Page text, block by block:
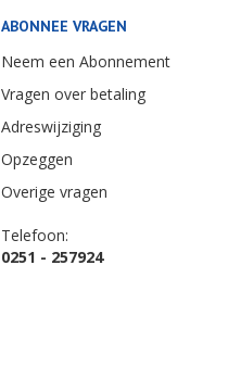
ABONNEE VRAGEN
Neem een Abonnement
Vragen over betaling
Adreswijziging
Opzeggen
Overige vragen
Telefoon:
0251 - 257924